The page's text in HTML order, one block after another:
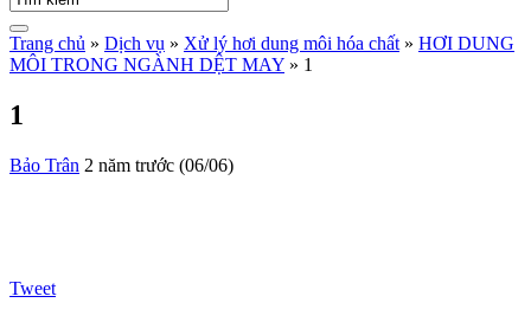
Trang chủ » Dịch vụ » Xử lý hơi dung môi hóa chất » HƠI DUNG
MÔI TRONG NGÀNH DỆT MAY » 1
1
Bảo Trân 2 năm trước (06/06)
Tweet